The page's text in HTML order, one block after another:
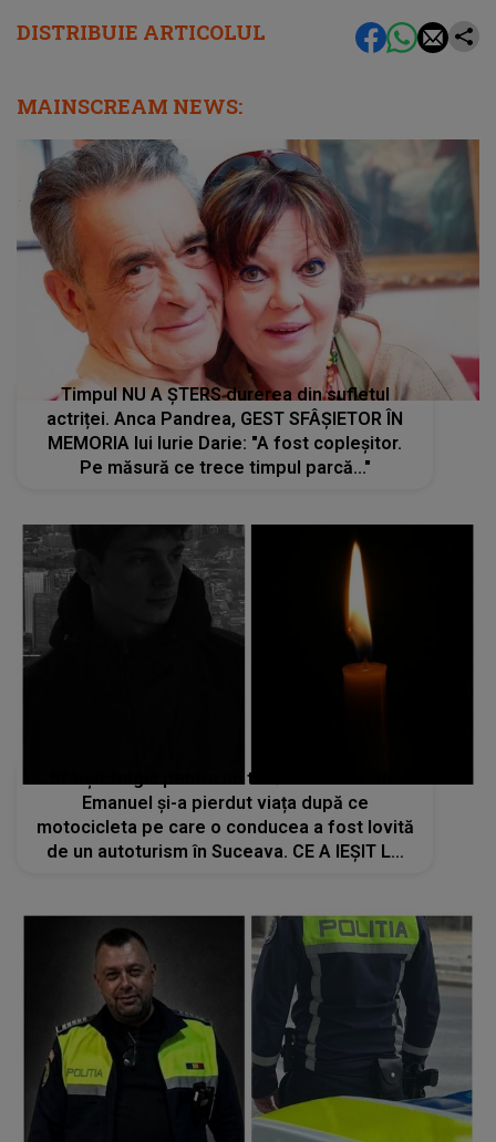
DISTRIBUIE ARTICOLUL
MAINSCREAM NEWS:
Timpul NU A ȘTERS durerea din sufletul
actriței. Anca Pandrea, GEST SFÂȘIETOR ÎN
MEMORIA lui Iurie Darie: "A fost copleșitor.
Pe măsură ce trece timpul parcă..."
Sfârșit tragic pentru un tânăr de 23 de ani!
Emanuel și-a pierdut viața după ce
motocicleta pe care o conducea a fost lovită
de un autoturism în Suceava. CE A IEȘIT LA